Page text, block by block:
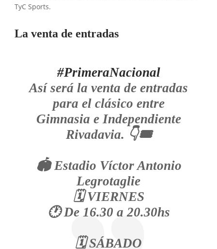
TyC Sports.
La venta de entradas
#PrimeraNacional
Así será la venta de entradas
para el clásico entre
Gimnasia e Independiente
Rivadavia. 👇🎟️
🏟️ Estadio Víctor Antonio
Legrotaglie
🗓️ VIERNES
🕐 De 16.30 a 20.30hs
🗓️ SÁBADO